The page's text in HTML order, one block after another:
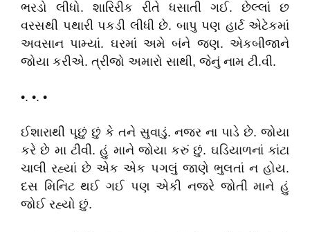
ભરડો લીધો. શારિરીક રીતે ધસાતી ગઈ. છેલ્લાં છ
વરસથી પથારી પકડી લીધી છે. બાપુ પણ હાર્ટ એટેકમાં
અવસાન પામ્યાં. ઘરમાં અમે બંને જણ. એકબીજાને
જોયા કરીએ. ત્રીજો અમારો સાથી, જેનું નામ ટી.વી.
•. •. •
ઈશારાથી પૂછું છું કે તને સુવાડું. નજર ના પાડે છે. જોયા
કરે છે મા ટીવી. હું માને જોયા કરું છું. ઘડિયાળનાં કાંટા
ચાલી રહ્યાં છે એક એક પગલું જાણે ભુલતાં ન હોય.
દસ મિનિટ થઈ ગઈ પણ એકી નજરે જોતી માને હું
જોઈ રહ્યો છું.